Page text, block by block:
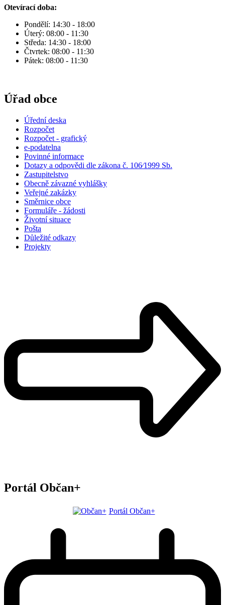
Otevírací doba:
Pondělí: 14:30 - 18:00
Úterý: 08:00 - 11:30
Středa: 14:30 - 18:00
Čtvrtek: 08:00 - 11:30
Pátek: 08:00 - 11:30
Úřad obce
Úřední deska
Rozpočet
Rozpočet - grafický
e-podatelna
Povinné informace
Dotazy a odpovědi dle zákona č. 106⁄1999 Sb.
Zastupitelstvo
Obecně závazné vyhlášky
Veřejné zakázky
Směrnice obce
Formuláře - žádosti
Životní situace
Pošta
Důležité odkazy
Projekty
Portál Občan+
Portál Občan+